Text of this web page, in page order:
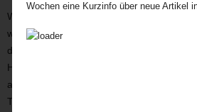
Wir beschlossen, nach einer rudimentären
weiterzuziehen. Kein Auto weit und breit,
das anhielt. So liefen wir immer weiter
Hoffnung, bald ein warmes Plätzchen zu
auch. Wir standen vor einem alten
Tage gesehen hatte. Ein riesiger
Wochen eine Kurzinfo über neue Artikel